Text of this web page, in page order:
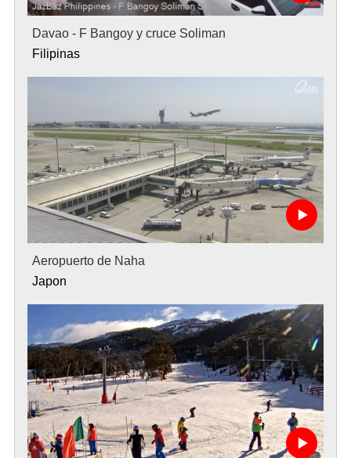
Davao - F Bangoy y cruce Soliman
Filipinas
Aeropuerto de Naha
Japon